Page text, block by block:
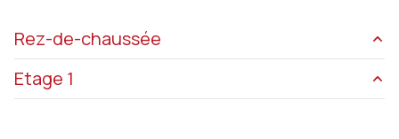
Rez-de-chaussée
cuisine
Etage 1